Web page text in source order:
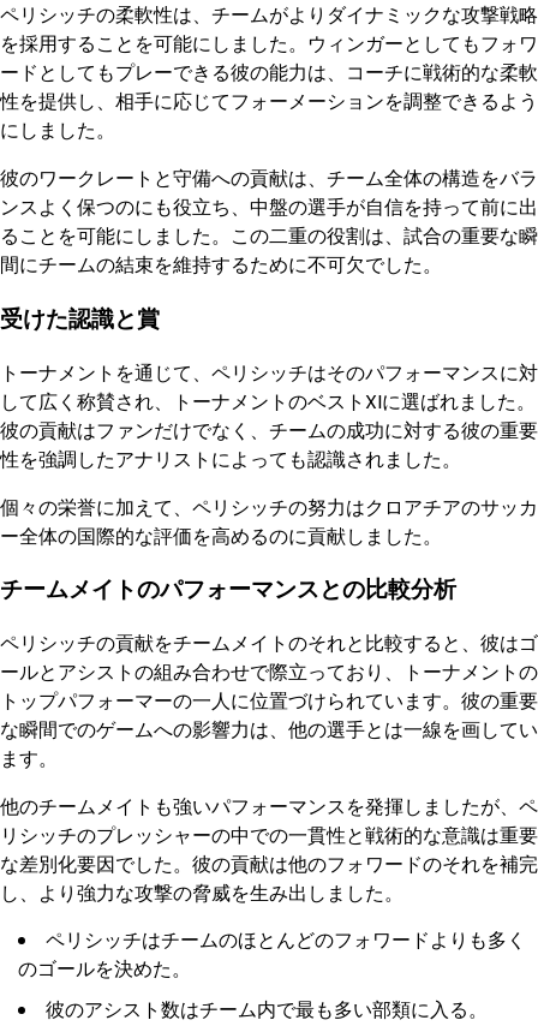
ペリシッチの柔軟性は、チームがよりダイナミックな攻撃戦略
を採用することを可能にしました。ウィンガーとしてもフォワ
ードとしてもプレーできる彼の能力は、コーチに戦術的な柔軟
性を提供し、相手に応じてフォーメーションを調整できるよう
にしました。
彼のワークレートと守備への貢献は、チーム全体の構造をバラ
ンスよく保つのにも役立ち、中盤の選手が自信を持って前に出
ることを可能にしました。この二重の役割は、試合の重要な瞬
間にチームの結束を維持するために不可欠でした。
受けた認識と賞
トーナメントを通じて、ペリシッチはそのパフォーマンスに対
して広く称賛され、トーナメントのベストXIに選ばれました。
彼の貢献はファンだけでなく、チームの成功に対する彼の重要
性を強調したアナリストによっても認識されました。
個々の栄誉に加えて、ペリシッチの努力はクロアチアのサッカ
ー全体の国際的な評価を高めるのに貢献しました。
チームメイトのパフォーマンスとの比較分析
ペリシッチの貢献をチームメイトのそれと比較すると、彼はゴ
ールとアシストの組み合わせで際立っており、トーナメントの
トップパフォーマーの一人に位置づけられています。彼の重要
な瞬間でのゲームへの影響力は、他の選手とは一線を画してい
ます。
他のチームメイトも強いパフォーマンスを発揮しましたが、ペ
リシッチのプレッシャーの中での一貫性と戦術的な意識は重要
な差別化要因でした。彼の貢献は他のフォワードのそれを補完
し、より強力な攻撃の脅威を生み出しました。
ペリシッチはチームのほとんどのフォワードよりも多く
のゴールを決めた。
彼のアシスト数はチーム内で最も多い部類に入る。